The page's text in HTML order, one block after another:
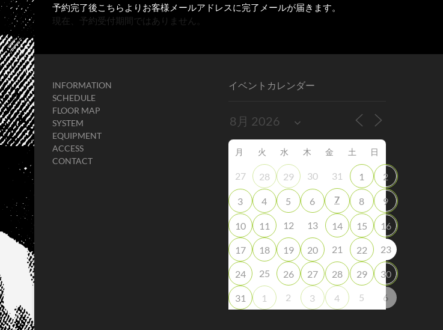
予約完了後こちらよりお客様メールアドレスに完了メールが届きます。
現在、予約受付期間ではありません。
INFORMATION
SCHEDULE
FLOOR MAP
SYSTEM
EQUIPMENT
ACCESS
CONTACT
イベントカレンダー
月 火 水 木 金 土 日
27 28 29 30 31 1 2
3 4 5 6 7 8 9
10 11 12 13 14 15 16
17 18 19 20 21 22 23
24 25 26 27 28 29 30
31 1 2 3 4 5 6